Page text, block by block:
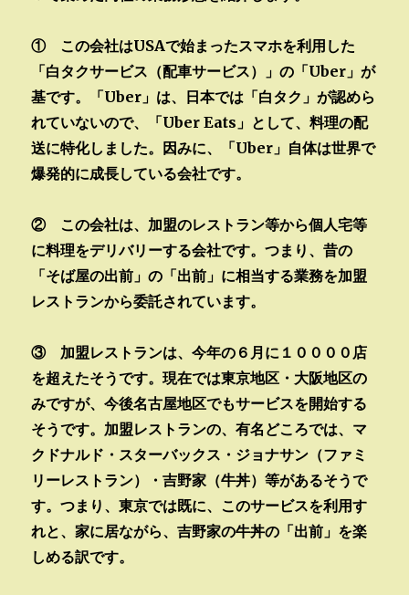
① この会社はUSAで始まったスマホを利用した
「白タクサービス（配車サービス）」の「Uber」が
基です。「Uber」は、日本では「白タク」が認めら
れていないので、「Uber Eats」として、料理の配
送に特化しました。因みに、「Uber」自体は世界で
爆発的に成長している会社です。
② この会社は、加盟のレストラン等から個人宅等
に料理をデリバリーする会社です。つまり、昔の
「そば屋の出前」の「出前」に相当する業務を加盟
レストランから委託されています。
③ 加盟レストランは、今年の６月に１００００店
を超えたそうです。現在では東京地区・大阪地区の
みですが、今後名古屋地区でもサービスを開始する
そうです。加盟レストランの、有名どころでは、マ
クドナルド・スターバックス・ジョナサン（ファミ
リーレストラン）・吉野家（牛丼）等があるそうで
す。つまり、東京では既に、このサービスを利用す
れと、家に居ながら、吉野家の牛丼の「出前」を楽
しめる訳です。